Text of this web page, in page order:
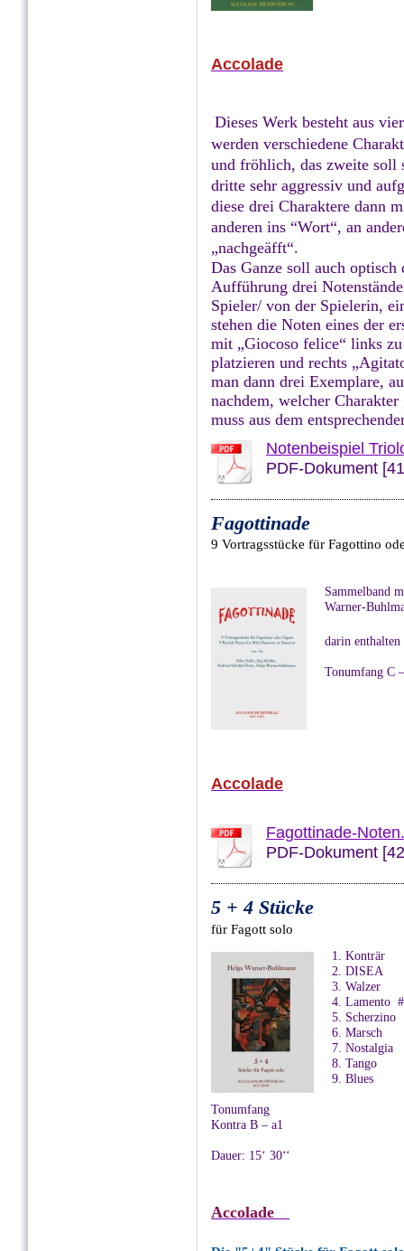
Accolade
Dieses Werk besteht aus
werden verschiedene
und fröhlich, das zweite soll
dritte sehr aggressiv und
diese drei Charaktere dann
anderen ins “Wort“, an
„nachgeäfft“.
Das Ganze soll auch
Aufführung drei
Spieler/ von der Spielerin,
stehen die Noten eines der
mit „Giocoso felice“ links
platzieren und rechts
man dann drei Exemplare,
nachdem, welcher
muss aus dem
Notenbeispiel
PDF-Dokument
Fagottinade
9 Vortragsstücke für Fagottino
Sammelband
Warner-
darin
Tonumfang C
Accolade
Fagottinade-
PDF-Dokument
5 + 4 Stücke
für Fagott solo
1. Konträr
2. DISEA
3. Walzer
4. Lamento #
5. Scherzino
6. Marsch
7. Nostalgia
8. Tango
9. Blues
Tonumfang
Kontra B – a1
Dauer: 15‘ 30‘‘
Accolade